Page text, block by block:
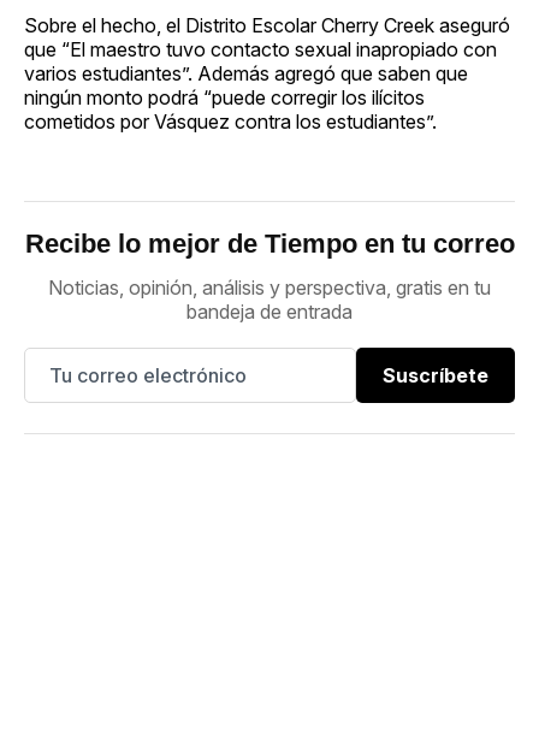
Sobre el hecho, el Distrito Escolar Cherry Creek aseguró
que “El maestro tuvo contacto sexual inapropiado con
varios estudiantes”. Además agregó que saben que
ningún monto podrá “puede corregir los ilícitos
cometidos por Vásquez contra los estudiantes”.
Recibe lo mejor de Tiempo en tu correo
Noticias, opinión, análisis y perspectiva, gratis en tu
bandeja de entrada
Suscríbete